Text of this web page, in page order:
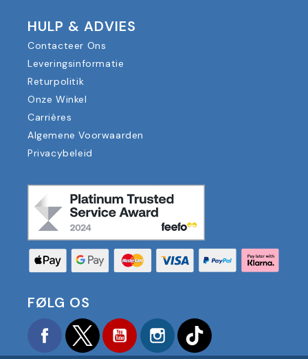
HULP & ADVIES
Contacteer Ons
Leveringsinformatie
Returpolitik
Onze Winkel
Carrières
Algemene Voorwaarden
Privacybeleid
FØLG OS
FacebookTwitter YouTubeInstagram